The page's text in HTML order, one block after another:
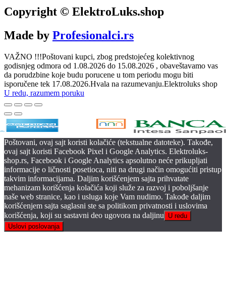
Copyright © ElektroLuks.shop
Made by Profesionalci.rs
VAŽNO !!!Poštovani kupci, zbog predstojećeg kolektivnog
godisnjeg odmora od 1.08.2026 do 15.08.2026 , obaveštavamo vas
da porudzbine koje budu porucene u tom periodu mogu biti
isporučene tek 17.08.2026.Hvala na razumevanju.Elektroluks shop
U redu, razumem poruku
Poštovani, ovaj sajt koristi kolačiće (tekstualne datoteke). Takođe,
ovaj sajt koristi Facebook Pixel i Google Analytics. Elektroluks-
shop.rs, Facebook i Google Analytics apsolutno neće prikupljati
informacije o ličnosti posetioca, niti na drugi način omogućiti pristup
takvim informacijama. Daljim korišćenjem sajta prihvatate
mehanizam korišćenja kolačića koji služe za razvoj i poboljšanje
naše web stranice, kao i usluga koje Vam nudimo. Takođe daljim
korišćenjem sajta saglasni ste sa politikom privatnosti i uslovima
korišćenja, koji su sastavni deo ugovora na daljinu
U redu
Uslovi poslovanja